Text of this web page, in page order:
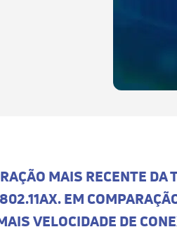
MAIS RECENTE DA
EM
VELOCIDADE DE